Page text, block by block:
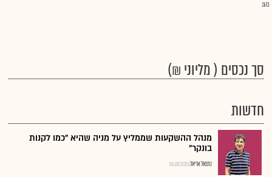
בהם.
סך נכסים ( מליוני ₪)
חדשות
מנהל ההשקעות שממליץ על מניה שהיא "כמו לקנות
בונקר"
04.08.2026נתנאל אריאל